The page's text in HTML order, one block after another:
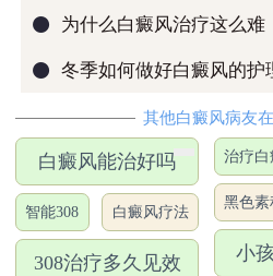
● 为什么白癜风治疗这么难
● 冬季如何做好白癜风的护
其他白癜风病友
白癜风能治好吗
智能308 白癜风疗法
308治疗多久见效
治疗
黑色
小